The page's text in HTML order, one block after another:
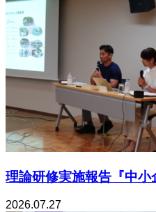
理論研修実施報告『中小
2026.07.27